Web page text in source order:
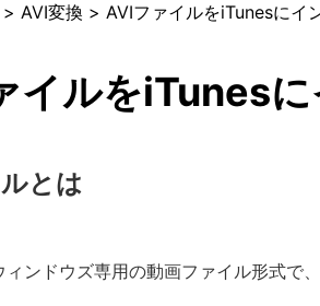
> AVI変換 > AVIファイルをiTunesにイ
イルをiTunes
とは
ィンドウズ専用の動画ファイル形式で